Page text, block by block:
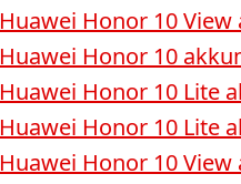
Huawei Honor 10
Huawei Honor 10
Huawei Honor 10 Lite
Huawei Honor 10 Lite
Huawei Honor 10